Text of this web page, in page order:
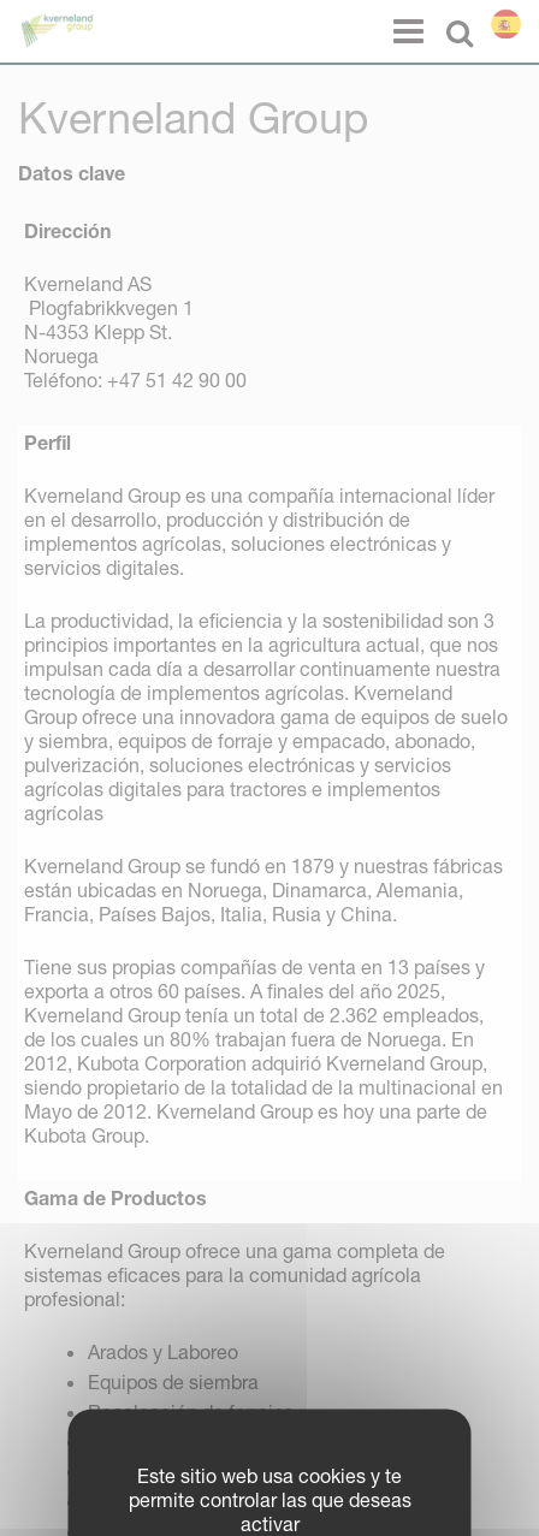
Select
Menu
Kverneland Group
Datos clave
Dirección
Kverneland AS
Plogfabrikkvegen 1
N-4353 Klepp St.
Noruega
Teléfono: +47 51 42 90 00
Perfil
Kverneland Group es una compañía internacional líder
en el desarrollo, producción y distribución de
implementos agrícolas, soluciones electrónicas y
servicios digitales.
La productividad, la eficiencia y la sostenibilidad son 3
principios importantes en la agricultura actual, que nos
impulsan cada día a desarrollar continuamente nuestra
tecnología de implementos agrícolas. Kverneland
Group ofrece una innovadora gama de equipos de suelo
y siembra, equipos de forraje y empacado, abonado,
pulverización, soluciones electrónicas y servicios
agrícolas digitales para tractores e implementos
agrícolas
Kverneland Group se fundó en 1879 y nuestras fábricas
están ubicadas en Noruega, Dinamarca, Alemania,
Francia, Países Bajos, Italia, Rusia y China.
Tiene sus propias compañías de venta en 13 países y
exporta a otros 60 países. A finales del año 2025,
Kverneland Group tenía un total de 2.362 empleados,
de los cuales un 80% trabajan fuera de Noruega. En
2012, Kubota Corporation adquirió Kverneland Group,
siendo propietario de la totalidad de la multinacional en
Mayo de 2012. Kverneland Group es hoy una parte de
Kubota Group.
Gama de Productos
Kverneland Group ofrece una gama completa de
sistemas eficaces para la comunidad agrícola
profesional:
Arados y Laboreo
Equipos de siembra
Recolección de forrajes
Equipos de forraje y empacado
Abonado
Panel de gestión de cookies
Este sitio web usa cookies y te
permite controlar las que deseas
activar